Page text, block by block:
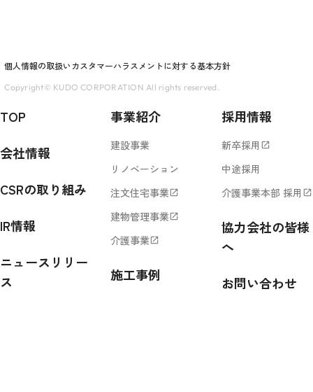
個人情報の取扱い カスタマーハラスメントに対する基本方針
Copyright© KUDO CORPORATION All rights reserved.
TOP
会社情報
CSRの取り組み
IR情報
ニュースリリー
ス
事業紹介
建設事業
リノベーション
注文住宅事業 open_in_new
建物管理事業 open_in_new
介護事業 open_in_new
施工事例
採用情報
新卒採用 open_in_new
中途採用
介護事業本部 採用 open_in_new
協力会社の皆様
へ
お問い合わせ